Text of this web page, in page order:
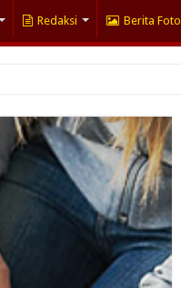
Redaksi Berita Foto